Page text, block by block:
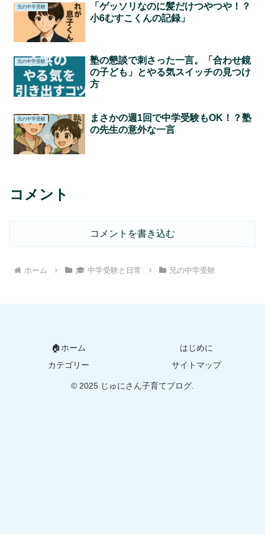
兄の中学受験
「ゲッソリなのに髪だけつやつや！？
小6むすこくんの記録」
兄の中学受験
塾の懇談で刺さった一言。「合わせ鏡
の子ども」とやる気スイッチの見つけ
方
兄の中学受験
まさかの週1回で中学受験もOK！？塾
の先生の意外な一言
コメント
コメントを書き込む
ホーム 🎓 中学受験と日常 兄の中学受験
🏠ホーム
はじめに
カテゴリー
サイトマップ
© 2025 じゅにさん子育てブログ.